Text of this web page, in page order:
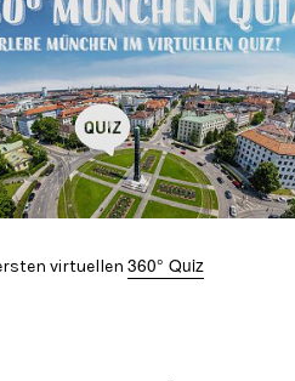
virtuellen360° Quiz